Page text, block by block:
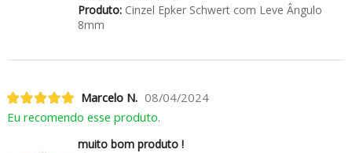
Produto:Cinzel Epker Schwert com Leve Ângulo
8mm
Marcelo N. 08/04/2024
Eu recomendo esse produto.
muito bom produto !